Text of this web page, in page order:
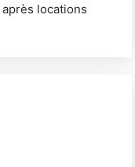
locations